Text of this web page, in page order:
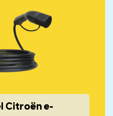
Citroën e-